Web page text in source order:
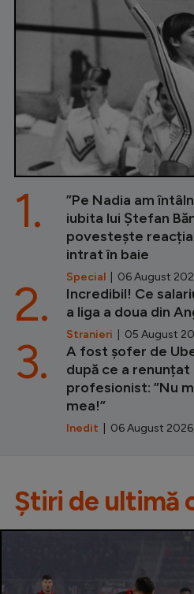
”Pe Nadia am
iubita lui Ștefan
povestește reacția
intrat în baie
Special | 06 August
1.
Incredibil! Ce
a liga a doua din
Stranieri | 05 August
2.
A fost șofer de
după ce a
profesionist: ”Nu
mea!”
Inedit | 06 August
3.
Știri de ultimă